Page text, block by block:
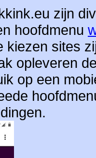
zijn
hoofdmenu
kiezen sites
opleveren
op een